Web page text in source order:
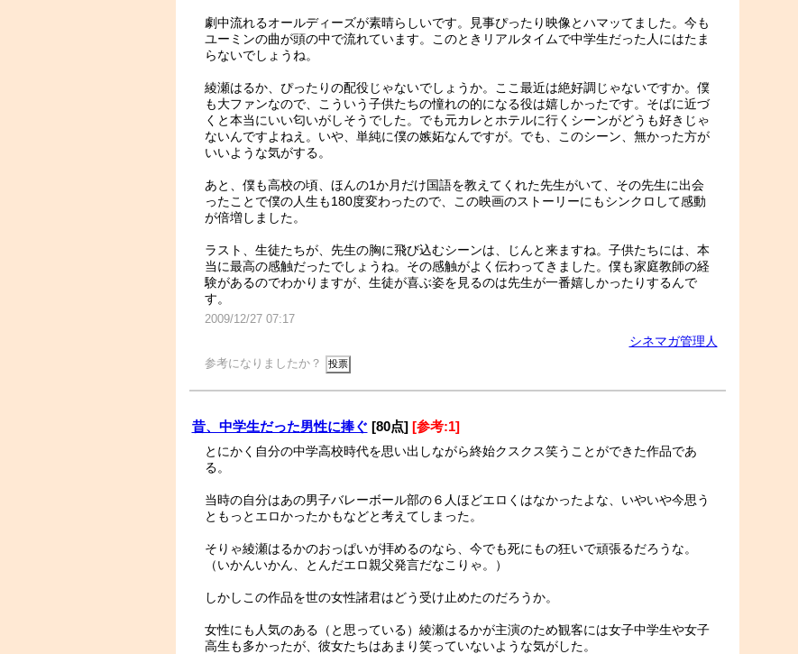
劇中流れるオールディーズが素晴らしいです。見事ぴったり映像とハマッてました。今も
ユーミンの曲が頭の中で流れています。このときリアルタイムで中学生だった人にはたま
らないでしょうね。
綾瀬はるか、ぴったりの配役じゃないでしょうか。ここ最近は絶好調じゃないですか。僕
も大ファンなので、こういう子供たちの憧れの的になる役は嬉しかったです。そばに近づ
くと本当にいい匂いがしそうでした。でも元カレとホテルに行くシーンがどうも好きじゃ
ないんですよねえ。いや、単純に僕の嫉妬なんですが。でも、このシーン、無かった方が
いいような気がする。
あと、僕も高校の頃、ほんの1か月だけ国語を教えてくれた先生がいて、その先生に出会
ったことで僕の人生も180度変わったので、この映画のストーリーにもシンクロして感動
が倍増しました。
ラスト、生徒たちが、先生の胸に飛び込むシーンは、じんと来ますね。子供たちには、本
当に最高の感触だったでしょうね。その感触がよく伝わってきました。僕も家庭教師の経
験があるのでわかりますが、生徒が喜ぶ姿を見るのは先生が一番嬉しかったりするんで
す。
2009/12/27 07:17
シネマガ管理人
参考になりましたか？
昔、中学生だった男性に捧ぐ [80点] [参考:1]
とにかく自分の中学高校時代を思い出しながら終始クスクス笑うことができた作品であ
る。
当時の自分はあの男子バレーボール部の６人ほどエロくはなかったよな、いやいや今思う
ともっとエロかったかもなどと考えてしまった。
そりゃ綾瀬はるかのおっぱいが拝めるのなら、今でも死にもの狂いで頑張るだろうな。
（いかんいかん、とんだエロ親父発言だなこりゃ。）
しかしこの作品を世の女性諸君はどう受け止めたのだろうか。
女性にも人気のある（と思っている）綾瀬はるかが主演のため観客には女子中学生や女子
高生も多かったが、彼女たちはあまり笑っていないような気がした。